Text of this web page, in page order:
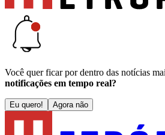
Você quer ficar por dentro das notícias
notificações em tempo real?
Eu quero! Agora não